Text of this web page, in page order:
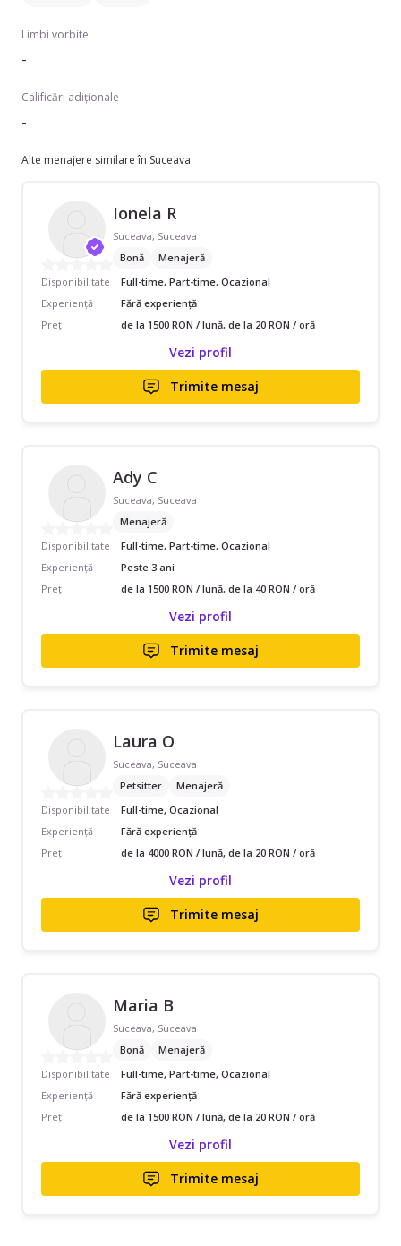
Limbi vorbite
-
Calificări adiționale
-
Alte menajere similare în Suceava
Ionela R
Suceava, Suceava
Bonă
Menajeră
Disponibilitate
Full-time, Part-time, Ocazional
Experiență
Fără experiență
Preț
de la 1500 RON / lună, de la 20 RON / oră
Vezi profil
Trimite mesaj
Ady C
Suceava, Suceava
Menajeră
Disponibilitate
Full-time, Part-time, Ocazional
Experiență
Peste 3 ani
Preț
de la 1500 RON / lună, de la 40 RON / oră
Vezi profil
Trimite mesaj
Laura O
Suceava, Suceava
Petsitter
Menajeră
Disponibilitate
Full-time, Ocazional
Experiență
Fără experiență
Preț
de la 4000 RON / lună, de la 20 RON / oră
Vezi profil
Trimite mesaj
Maria B
Suceava, Suceava
Bonă
Menajeră
Disponibilitate
Full-time, Part-time, Ocazional
Experiență
Fără experiență
Preț
de la 1500 RON / lună, de la 20 RON / oră
Vezi profil
Trimite mesaj